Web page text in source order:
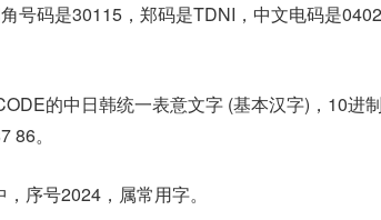
号码是30115，郑码是TDNI，中文电码是
的中日韩统一表意文字 (基本汉字)，10进
。
序号2024，属常用字。